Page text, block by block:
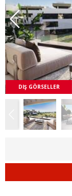
DIŞ GÖRSELLER